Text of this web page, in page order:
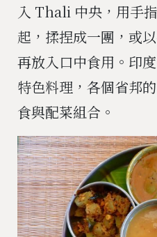
入 Thali 中央，用手
起，揉捏成一團，或
再放入口中食用。印
特色料理，各個省邦
食與配菜組合。